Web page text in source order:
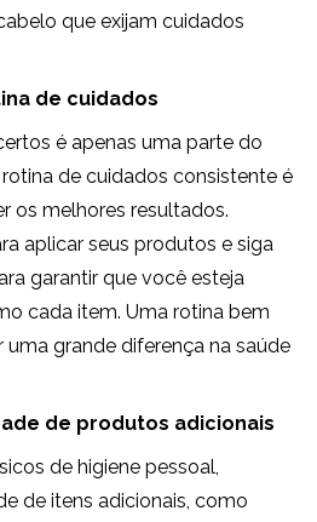
que exijam cuidados
de cuidados
é apenas uma parte do
de cuidados consistente é
os melhores resultados.
aplicar seus produtos e siga
garantir que você esteja
cada item. Uma rotina bem
grande diferença na saúde
de produtos adicionais
de higiene pessoal,
de itens adicionais, como